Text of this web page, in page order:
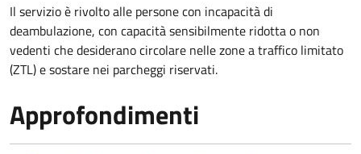
Il servizio è rivolto alle persone con incapacità di
deambulazione, con capacità sensibilmente ridotta o non
vedenti che desiderano circolare nelle zone a traffico limitato
(ZTL) e sostare nei parcheggi riservati.
Approfondimenti